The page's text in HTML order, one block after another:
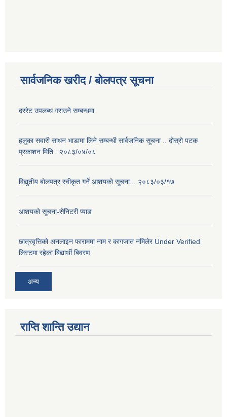
सार्वजनिक खरीद / बोलपत्र सूचना
दररेट उपलब्ध गराउने सम्बन्धमा
हलुका सवारी साधन भाडामा लिने सम्बन्धी सार्वजनिक सूचना .. दोस्रो पटक
प्रकाशन मिति : २०८३/०४/०८
विद्युतीय बोलपत्र स्वीकृत गर्ने आशयको सूचना... २०८३/०३/१७
आशयको सूचना-सेनिटरी प्याड
छात्रवृत्तिको अनलाइन फाराममा नाम र कागजात नमिलेर Under Verified
लिस्टमा रहेका बिद्यार्थी बिवरण
अन्य
राप्ति शान्ति उद्यान